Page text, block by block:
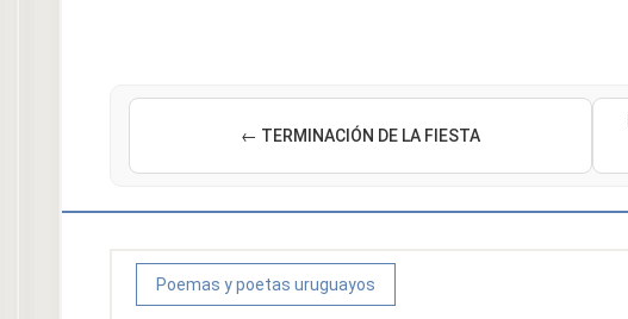
← TERMINACIÓN DE LA FIESTA
Poemas y poetas uruguayos